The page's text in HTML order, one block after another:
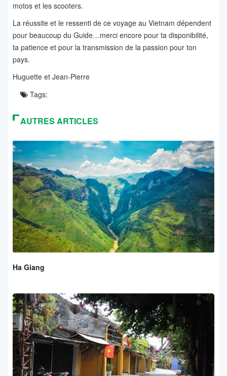
motos et les scooters.
La réussite et le ressenti de ce voyage au Vietnam dépendent
pour beaucoup du Guide…merci encore pour ta disponibilité,
ta patience et pour la transmission de la passion pour ton
pays.
Huguette et Jean-Pierre
Tags:
AUTRES ARTICLES
Ha Giang